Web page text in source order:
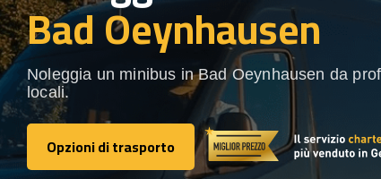
Bad Oeynhausen
Noleggia un minibus in Bad Oeynhausen da
locali.
Opzioni di trasporto
Opzioni di trasporto